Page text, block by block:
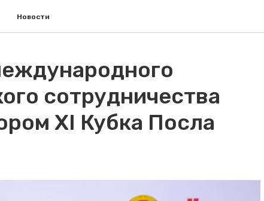
Новости
сотрудничества
XI Кубка Посла